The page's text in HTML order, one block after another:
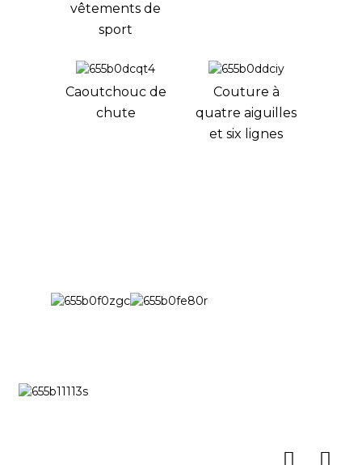
vêtements de
sport
Caoutchouc de
chute
Couture à
quatre aiguilles
et six lignes